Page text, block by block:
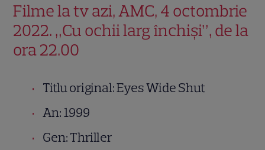
Filme la tv azi, AMC, 4 octombrie
2022. „Cu ochii larg închiși”, de la
ora 22.00
Titlu original: Eyes Wide Shut
An: 1999
Gen: Thriller